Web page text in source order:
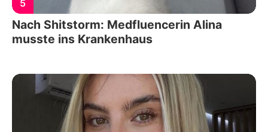
5
Nach Shitstorm: Medfluencerin Alina
musste ins Krankenhaus